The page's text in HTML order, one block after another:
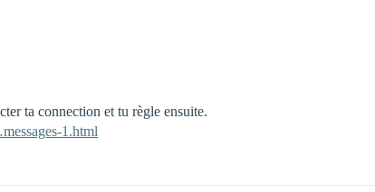
ta connection et tu règle ensuite.
1.html